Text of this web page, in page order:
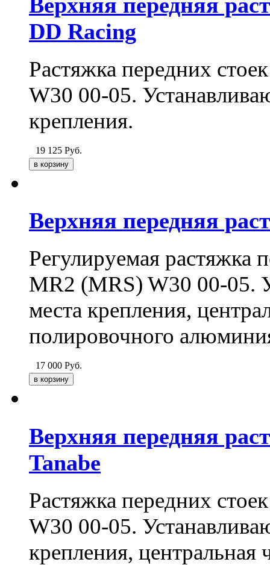
DD Racing
Растяжка передних
W30 00-05.
крепления.
19 125 Руб.
Верхняя передняя
Регулируемая растяжка
MR2 (MRS) W30 00-05.
места крепления,
полировочного
17 000 Руб.
Верхняя передняя
Tanabe
Растяжка передних
W30 00-05.
крепления, центральная